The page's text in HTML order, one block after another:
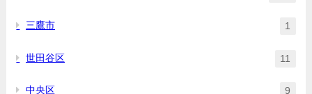
三鷹市 1
世田谷区 11
中央区 9